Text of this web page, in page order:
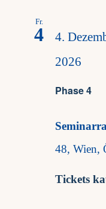
Fr.
4
Phase 4
4.
2026
48, Wien,
Tickets